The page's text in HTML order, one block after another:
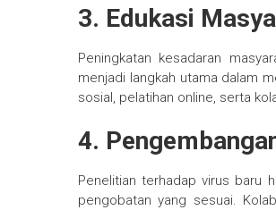
3. Edukasi
Peningkatan kesadaran
menjadi langkah utama dalam
sosial, pelatihan online, serta
4.
Penelitian terhadap virus baru
pengobatan yang sesuai.